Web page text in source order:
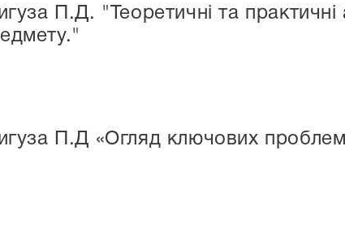
П.Д. "Теоретичні та практичні
П.Д «Огляд ключових